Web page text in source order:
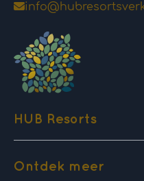
HUB Resorts
Ontdek meer